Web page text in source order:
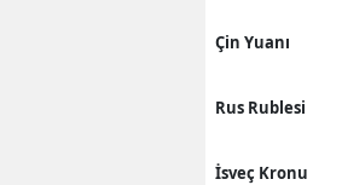
Çin Yuanı
Rus Rublesi
İsveç Kronu